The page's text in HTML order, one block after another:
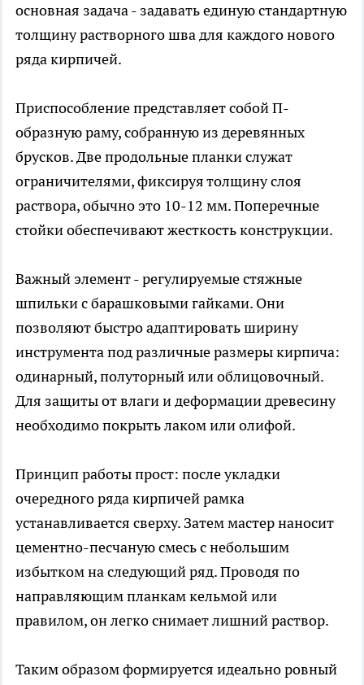
основная задача - задавать единую стандартную
толщину растворного шва для каждого нового
ряда кирпичей.
Приспособление представляет собой П-
образную раму, собранную из деревянных
брусков. Две продольные планки служат
ограничителями, фиксируя толщину слоя
раствора, обычно это 10-12 мм. Поперечные
стойки обеспечивают жесткость конструкции.
Важный элемент - регулируемые стяжные
шпильки с барашковыми гайками. Они
позволяют быстро адаптировать ширину
инструмента под различные размеры кирпича:
одинарный, полуторный или облицовочный.
Для защиты от влаги и деформации древесину
необходимо покрыть лаком или олифой.
Принцип работы прост: после укладки
очередного ряда кирпичей рамка
устанавливается сверху. Затем мастер наносит
цементно-песчаную смесь с небольшим
избытком на следующий ряд. Проводя по
направляющим планкам кельмой или
правилом, он легко снимает лишний раствор.
Таким образом формируется идеально ровный